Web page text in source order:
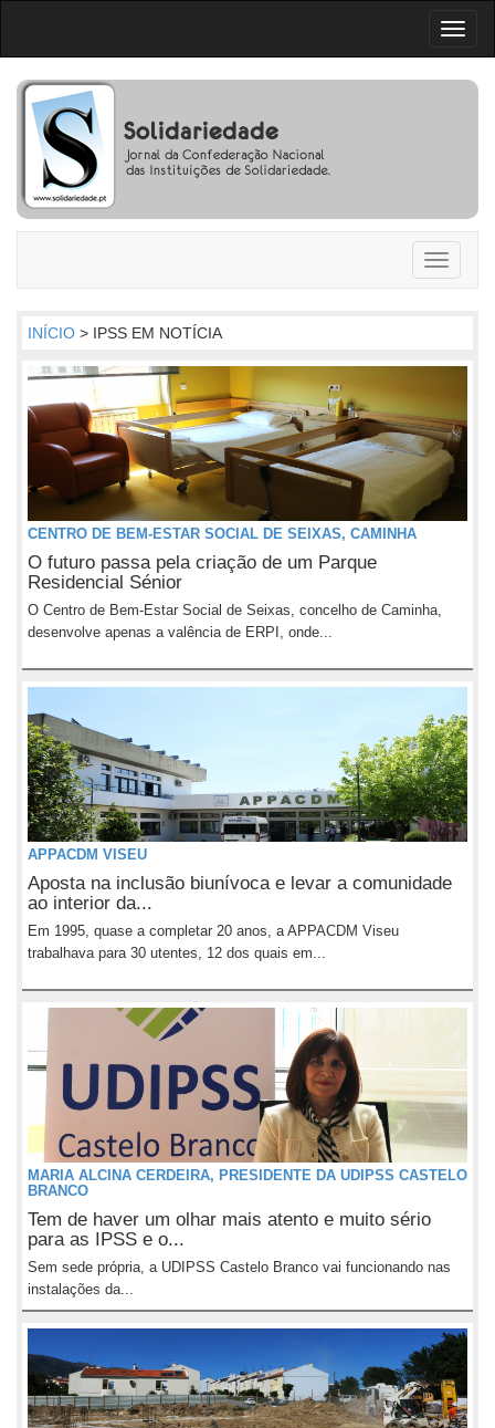
Toggle
INÍCIO > IPSS EM NOTÍCIA
CENTRO DE BEM-ESTAR SOCIAL DE SEIXAS, CAMINHA
O futuro passa pela criação de um Parque
Residencial Sénior
O Centro de Bem-Estar Social de Seixas, concelho de Caminha,
desenvolve apenas a valência de ERPI, onde...
APPACDM VISEU
Aposta na inclusão biunívoca e levar a comunidade
ao interior da...
Em 1995, quase a completar 20 anos, a APPACDM Viseu
trabalhava para 30 utentes, 12 dos quais em...
MARIA ALCINA CERDEIRA, PRESIDENTE DA UDIPSS CASTELO
BRANCO
Tem de haver um olhar mais atento e muito sério
para as IPSS e o...
Sem sede própria, a UDIPSS Castelo Branco vai funcionando nas
instalações da...